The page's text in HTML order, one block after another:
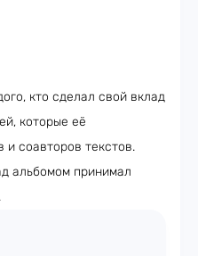
кто сделал свой вклад
которые её
и соавторов текстов.
альбомом принимал
.